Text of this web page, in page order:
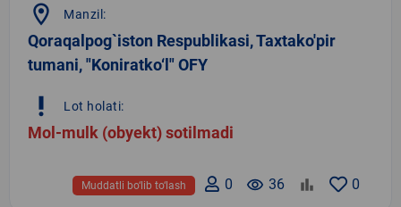
location_on Manzil:
Qoraqalpog`iston Respublikasi, Taxtako'pir
tumani, "Koniratko‘l" OFY
priority_high Lot holati:
Mol-mulk (obyekt) sotilmadi
0
remove_red_eye 36
0
Muddatli bo‘lib to‘lash